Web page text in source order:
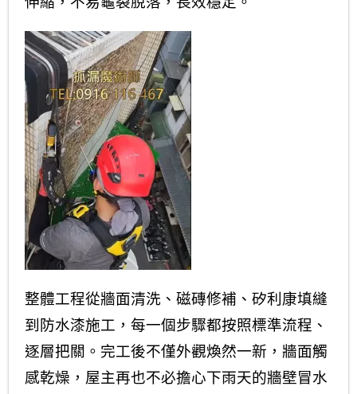
整體工程從牆面清洗、磁磚修補、矽利康填縫
到防水漆施工，每一個步驟都按照標準流程、
逐層把關。完工後不僅外觀煥然一新，牆面觸
感乾燥，屋主再也不必擔心下雨天的牆壁冒水